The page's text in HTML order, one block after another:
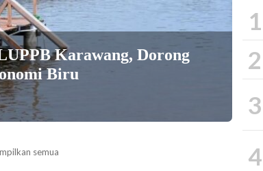
Karawang, Dorong
Biru
semua
1
2
3
4